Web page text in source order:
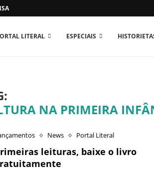
O MUNDO...
LITERAL ESPECIAIS
NA PRIMEIRA
News Portal Literal
leituras, baixe o livro